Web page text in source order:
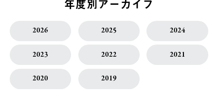
年度別アーカイブ
2026 2025 2024
2023 2022 2021
2020 2019